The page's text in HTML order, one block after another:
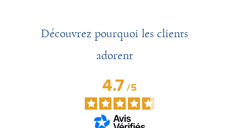
Découvrez pourquoi les clients
adorent
4.7/5